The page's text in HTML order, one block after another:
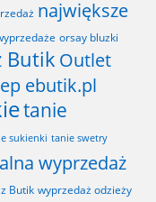
największe
orsay bluzki
Butik Outlet
ebutik.pl
tanie
sukienki tanie swetry
wyprzedaż
Butik wyprzedaż odzieży